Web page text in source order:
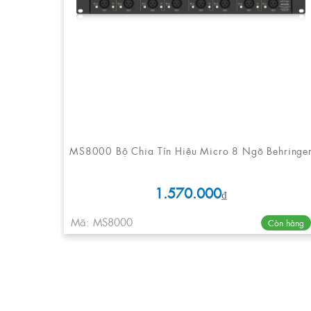
MS8000 Bộ Chia Tín Hiệu Micro 8 Ngõ
1.570.000₫
Mã: MS8000
Còn hàng